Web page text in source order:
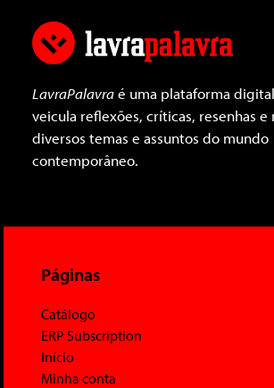
LavraPalavraé uma plataforma
veicula reflexões, críticas, resenhas e
diversos temas e assuntos do mundo
contemporâneo.
Páginas
Catálogo
ERP Subscription
Início
Minha conta